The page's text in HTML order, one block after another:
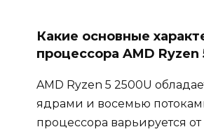
Какие основные
процессора AMD Ryzen
AMD Ryzen 5 2500U
ядрами и восемью
процессора варьируется от